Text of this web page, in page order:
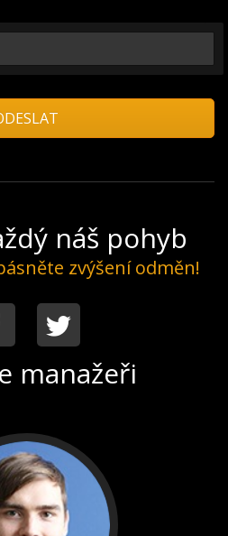
náš pohyb
zvýšení odměn!
Facebook
manažeři